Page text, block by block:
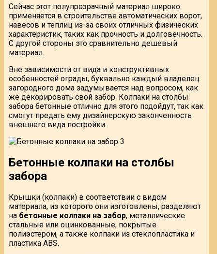
Сейчас этот полупрозрачный материал широко
применяется в строительстве автоматических ворот,
навесов и теплиц из-за своих отличных физических
характеристик, таких как прочность и долговечность.
С другой стороны это сравнительно дешевый
материал.
Вне зависимости от вида и конструктивных
особенностей ограды, буквально каждый владелец
загородного дома задумывается над вопросом, как
же декорировать свой забор. Колпаки на столбы
забора бетонные отлично для этого подойдут, так как
смогут предать ему дизайнерскую законченность
внешнего вида постройки.
Бетонные колпаки на столбы
забора
Крышки (колпаки) в соответствии с видом
материала, из которого они изготовлены, разделяют
на бетонные колпаки на забор, металлические
стальные или оцинкованные, покрытые
полиэстером, а также колпаки из стеклопластика и
пластика ABS.